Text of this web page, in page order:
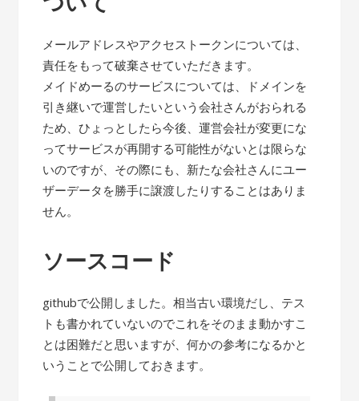
メールアドレスやアクセストークンについては、
責任をもって破棄させていただきます。
メイドめーるのサービスについては、ドメインを
引き継いで運営したいという会社さんがおられる
ため、ひょっとしたら今後、運営会社が変更にな
ってサービスが再開する可能性がないとは限らな
いのですが、その際にも、新たな会社さんにユー
ザーデータを勝手に譲渡したりすることはありま
せん。
ソースコード
githubで公開しました。相当古い環境だし、テス
トも書かれていないのでこれをそのまま動かすこ
とは困難だと思いますが、何かの参考になるかと
いうことで公開しておきます。